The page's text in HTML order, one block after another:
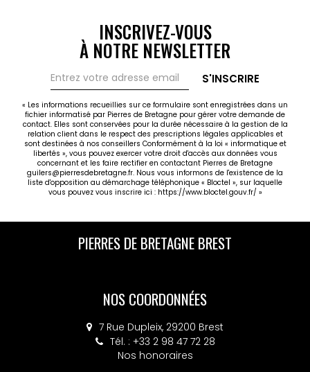
INSCRIVEZ-VOUS
À NOTRE NEWSLETTER
S'INSCRIRE
« Les informations recueillies sur ce formulaire sont enregistrées dans un
fichier informatisé par Pierres de Bretagne pour gérer votre demande de
contact. Elles sont conservées pour la durée nécessaire à la gestion de la
relation client dans le respect des prescriptions légales applicables et
sont destinées à nos conseillers Conformément à la loi « informatique et
libertés », vous pouvez exercer votre droit d'accès aux données vous
concernant et les faire rectifier en contactant Pierres de Bretagne
guilers@pierresdebretagne.fr. Nous vous informons de l'existence de la
liste d'opposition au démarchage téléphonique « Bloctel », sur laquelle
vous pouvez vous inscrire ici : https://www.bloctel.gouv.fr/ »
PIERRES DE BRETAGNE BREST
NOS COORDONNÉES
7 Rue Dupleix, 29200 Brest
Tél. : +33 2 98 47 72 28
Nos honoraires